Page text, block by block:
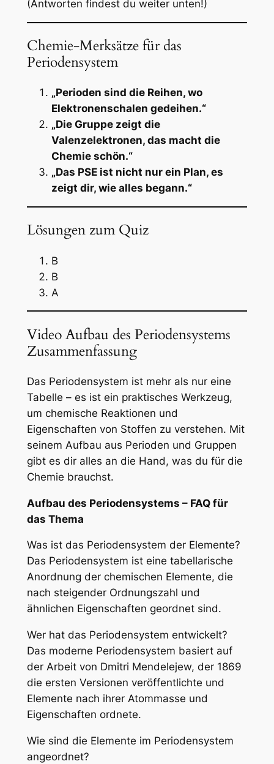
(Antworten findest du weiter unten!)
Chemie-Merksätze für das
Periodensystem
„Perioden sind die Reihen, wo
Elektronenschalen gedeihen.“
„Die Gruppe zeigt die
Valenzelektronen, das macht die
Chemie schön.“
„Das PSE ist nicht nur ein Plan, es
zeigt dir, wie alles begann.“
Lösungen zum Quiz
B
B
A
Video Aufbau des Periodensystems
Zusammenfassung
Das Periodensystem ist mehr als nur eine
Tabelle – es ist ein praktisches Werkzeug,
um chemische Reaktionen und
Eigenschaften von Stoffen zu verstehen. Mit
seinem Aufbau aus Perioden und Gruppen
gibt es dir alles an die Hand, was du für die
Chemie brauchst.
Aufbau des Periodensystems – FAQ für
das Thema
Was ist das Periodensystem der Elemente?
Das Periodensystem ist eine tabellarische
Anordnung der chemischen Elemente, die
nach steigender Ordnungszahl und
ähnlichen Eigenschaften geordnet sind.
Wer hat das Periodensystem entwickelt?
Das moderne Periodensystem basiert auf
der Arbeit von Dmitri Mendelejew, der 1869
die ersten Versionen veröffentlichte und
Elemente nach ihrer Atommasse und
Eigenschaften ordnete.
Wie sind die Elemente im Periodensystem
angeordnet?